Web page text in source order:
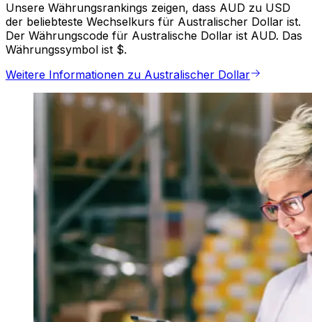
Unsere Währungsrankings zeigen, dass AUD zu USD
der beliebteste Wechselkurs für Australischer Dollar ist.
Der Währungscode für Australische Dollar ist AUD. Das
Währungssymbol ist $.
Weitere Informationen zu Australischer Dollar